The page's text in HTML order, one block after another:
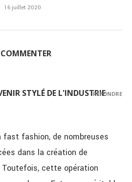
16 juillet 2020
STYLÉ DE L'INDUSTRIE
fast fashion, de nombreuses
dans la création de
cette opération
RÉPONDRE